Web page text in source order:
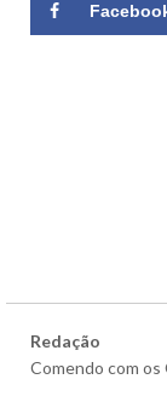
Redação
Comendo com